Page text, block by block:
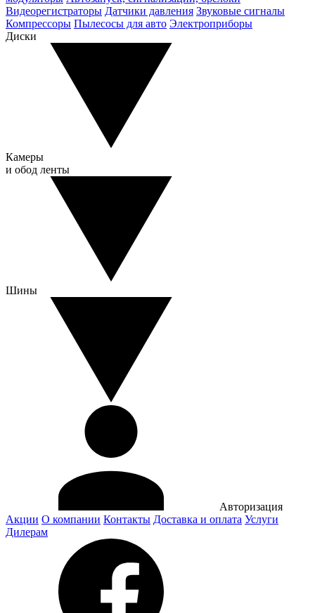
Видеорегистраторы Датчики давления Звуковые сигналы
Компрессоры Пылесосы для авто Электроприборы
Диски
Камеры
и обод ленты
Шины
Авторизация
Акции О компании Контакты Доставка и оплата Услуги
Дилерам